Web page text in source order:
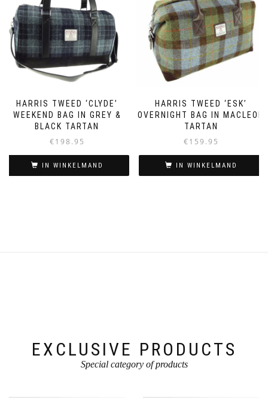
HARRIS TWEED ‘CLYDE’
WEEKEND BAG IN GREY &
BLACK TARTAN
€198.95
IN WINKELMAND
HARRIS TWEED ‘ESK’
OVERNIGHT BAG IN MACLEOD
TARTAN
€159.95
IN WINKELMAND
EXCLUSIVE PRODUCTS
Special category of products